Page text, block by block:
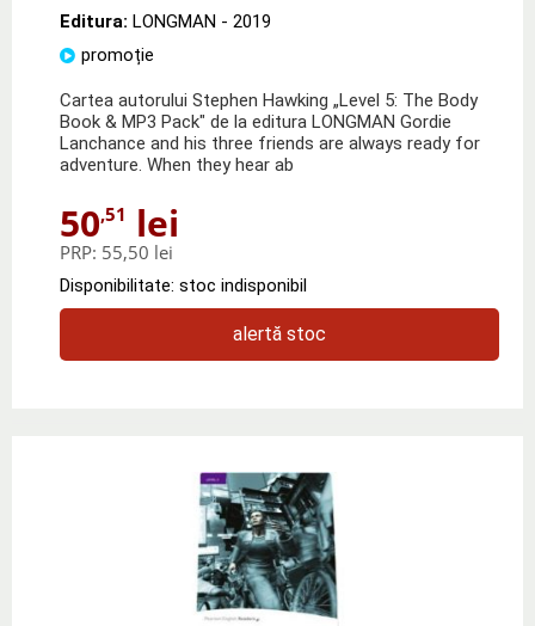
Editura: LONGMAN - 2019
promoție
Cartea autorului Stephen Hawking „Level 5: The Body
Book & MP3 Pack" de la editura LONGMAN Gordie
Lanchance and his three friends are always ready for
adventure. When they hear ab
50,51 lei
PRP: 55,50 lei
Disponibilitate: stoc indisponibil
alertă stoc